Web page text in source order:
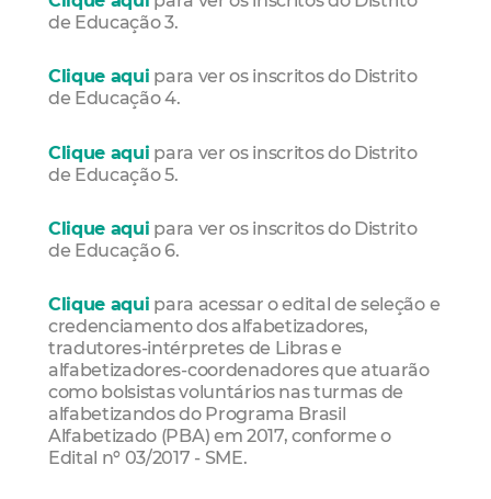
de Educação 3.
Clique aqui para ver os inscritos do Distrito
de Educação 4.
Clique aqui para ver os inscritos do Distrito
de Educação 5.
Clique aqui para ver os inscritos do Distrito
de Educação 6.
Clique aqui para acessar o edital de seleção e
credenciamento dos alfabetizadores,
tradutores-intérpretes de Libras e
alfabetizadores-coordenadores que atuarão
como bolsistas voluntários nas turmas de
alfabetizandos do Programa Brasil
Alfabetizado (PBA) em 2017, conforme o
Edital nº 03/2017 - SME.